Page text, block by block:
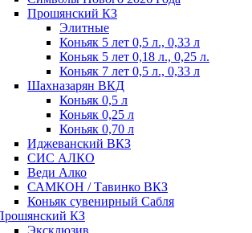
Прошянский КЗ
Элитные
Коньяк 5 лет 0,5 л., 0,33 л
Коньяк 5 лет 0,18 л., 0,25 л.
Коньяк 7 лет 0,5 л., 0,33 л
Шахназарян ВКД
Коньяк 0,5 л
Коньяк 0,25 л
Коньяк 0,70 л
Иджеванский ВКЗ
СИС АЛКО
Веди Алко
САМКОН / Тавинко ВКЗ
Коньяк сувенирный Сабля
КЗ
Эксклюзив